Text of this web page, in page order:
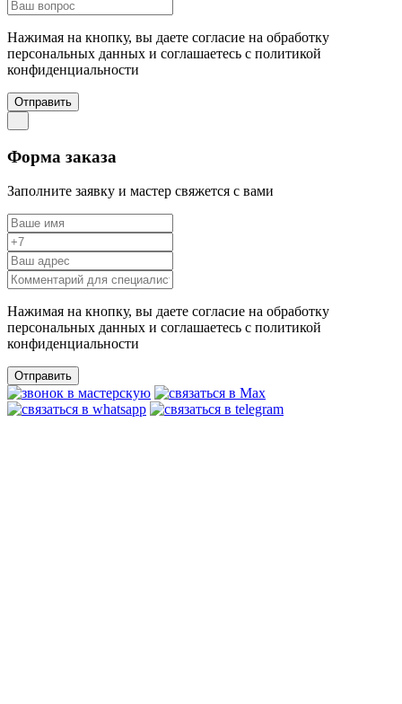
Нажимая на кнопку, вы даете согласие на обработку
персональных данных и соглашаетесь c политикой
конфиденциальности
Отправить
Форма заказа
Заполните заявку и мастер свяжется с вами
Нажимая на кнопку, вы даете согласие на обработку
персональных данных и соглашаетесь c политикой
конфиденциальности
Отправить